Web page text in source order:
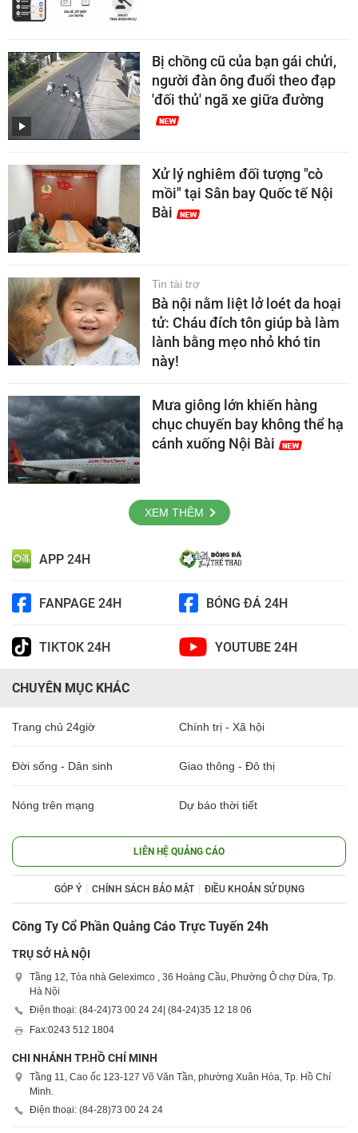
Bị chồng cũ của bạn gái chửi,
người đàn ông đuổi theo đạp
'đối thủ' ngã xe giữa đường
Xử lý nghiêm đối tượng "cò
mồi" tại Sân bay Quốc tế Nội
Bài
Tin tài trợ
Bà nội nằm liệt lở loét da hoại
tử: Cháu đích tôn giúp bà làm
lành bằng mẹo nhỏ khó tin
này!
Mưa giông lớn khiến hàng
chục chuyến bay không thể hạ
cánh xuống Nội Bài
XEM THÊM
APP 24H
FANPAGE 24H BÓNG ĐÁ 24H
TIKTOK 24H YOUTUBE 24H
CHUYÊN MỤC KHÁC
Trang chủ 24giờ Chính trị - Xã hội
Đời sống - Dân sinh Giao thông - Đô thị
Nóng trên mạng Dự báo thời tiết
LIÊN HỆ QUẢNG CÁO
GÓP Ý CHÍNH SÁCH BẢO MẬT ĐIỀU KHOẢN SỬ DỤNG
Công Ty Cổ Phần Quảng Cáo Trực Tuyến 24h
TRỤ SỞ HÀ NỘI
Tầng 12, Tòa nhà Geleximco , 36 Hoàng Cầu, Phường Ô chợ Dừa, Tp.
Hà Nội
Điện thoại: (84-24)73 00 24 24 | (84-24)35 12 18 06
Fax:0243 512 1804
CHI NHÁNH TP.HỒ CHÍ MINH
Tầng 11, Cao ốc 123-127 Võ Văn Tần, phường Xuân Hòa, Tp. Hồ Chí
Minh.
Điện thoại: (84-28)73 00 24 24